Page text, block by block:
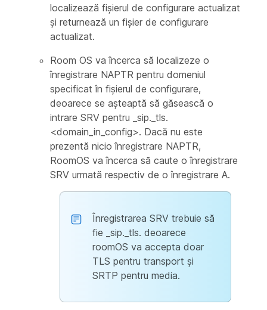
localizează fișierul de configurare actualizat
și returnează un fișier de configurare
actualizat.
Room OS va încerca să localizeze o
înregistrare NAPTR pentru domeniul
specificat în fișierul de configurare,
deoarece se așteaptă să găsească o
intrare SRV pentru _sip._tls.
<domain_in_config>. Dacă nu este
prezentă nicio înregistrare NAPTR,
RoomOS va încerca să caute o înregistrare
SRV urmată respectiv de o înregistrare A.
Înregistrarea SRV trebuie să
fie _sip._tls. deoarece
roomOS va accepta doar
TLS pentru transport și
SRTP pentru media.